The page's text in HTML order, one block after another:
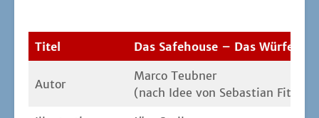
Titel Das Safe­house – Das
Autor
Mar­co Teub­ner
(nach Idee von Sebas­ti­an Fit­zek